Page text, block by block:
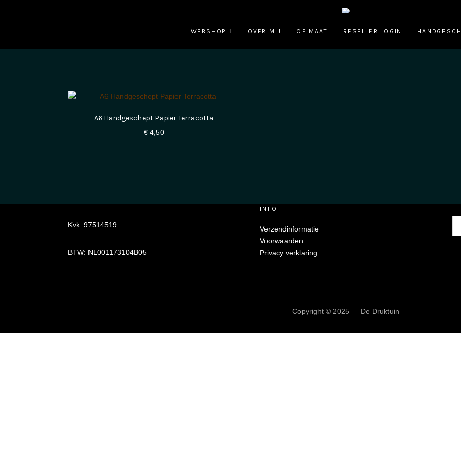
WEBSHOP OVER MIJ OP MAAT RESELLER LOGIN
A6 Handgeschept Papier Terracotta
€4,50
Kvk: 97514519
BTW: NL001173104B05
INFO
Verzendinformatie
Voorwaarden
Privacy verklaring
Copyright © 2025 — De Druktuin